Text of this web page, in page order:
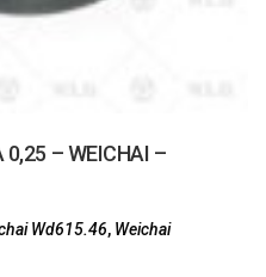
0,25 – WEICHAI –
Wd615.46, Weichai